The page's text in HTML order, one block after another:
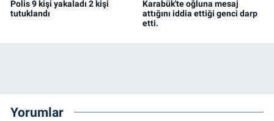
Polis 9 kişi yakaladı 2 kişi
tutuklandı
Karabük'te oğluna mesaj
attığını iddia ettiği genci darp
etti.
Yorumlar